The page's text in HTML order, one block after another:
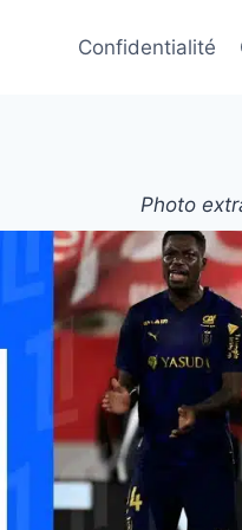
Confidentialité
Photo